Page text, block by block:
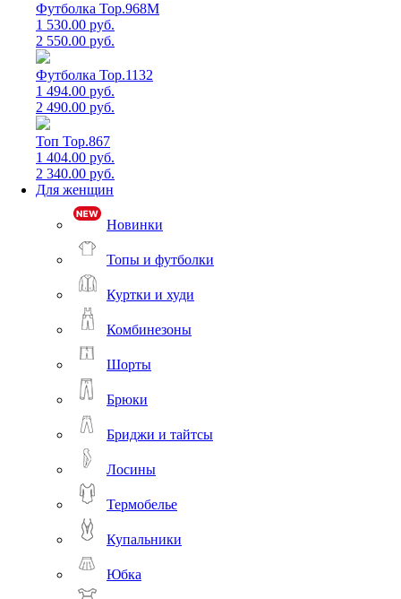
Футболка Top.968M
1 530.00 руб.
2 550.00 руб.
Футболка Top.1132
1 494.00 руб.
2 490.00 руб.
Топ Top.867
1 404.00 руб.
2 340.00 руб.
Для женщин
Новинки
Топы и футболки
Куртки и худи
Комбинезоны
Шорты
Брюки
Бриджи и тайтсы
Лосины
Термобелье
Купальники
Юбка